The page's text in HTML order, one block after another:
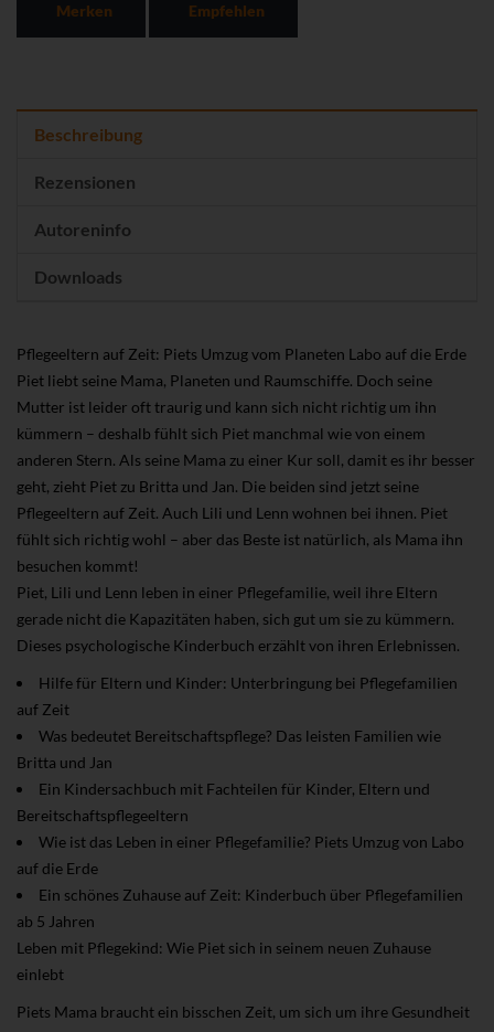
Merken Empfehlen
Beschreibung
Rezensionen
Autoreninfo
Downloads
Pflegeeltern auf Zeit: Piets Umzug vom Planeten Labo auf die Erde
Piet liebt seine Mama, Planeten und Raumschiffe. Doch seine
Mutter ist leider oft traurig und kann sich nicht richtig um ihn
kümmern – deshalb fühlt sich Piet manchmal wie von einem
anderen Stern. Als seine Mama zu einer Kur soll, damit es ihr besser
geht, zieht Piet zu Britta und Jan. Die beiden sind jetzt seine
Pflegeeltern auf Zeit. Auch Lili und Lenn wohnen bei ihnen. Piet
fühlt sich richtig wohl – aber das Beste ist natürlich, als Mama ihn
besuchen kommt!
Piet, Lili und Lenn leben in einer Pflegefamilie, weil ihre Eltern
gerade nicht die Kapazitäten haben, sich gut um sie zu kümmern.
Dieses psychologische Kinderbuch erzählt von ihren Erlebnissen.
Hilfe für Eltern und Kinder: Unterbringung bei Pflegefamilien
auf Zeit
Was bedeutet Bereitschaftspflege? Das leisten Familien wie
Britta und Jan
Ein Kindersachbuch mit Fachteilen für Kinder, Eltern und
Bereitschaftspflegeeltern
Wie ist das Leben in einer Pflegefamilie? Piets Umzug von Labo
auf die Erde
Ein schönes Zuhause auf Zeit: Kinderbuch über Pflegefamilien
ab 5 Jahren
Leben mit Pflegekind: Wie Piet sich in seinem neuen Zuhause
einlebt
Piets Mama braucht ein bisschen Zeit, um sich um ihre Gesundheit